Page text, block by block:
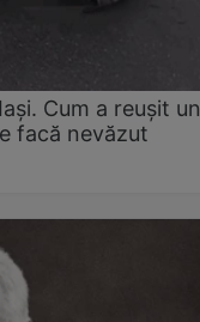
Cum a reușit un
facă nevăzut